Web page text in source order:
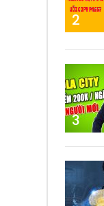
2
3